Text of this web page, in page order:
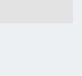
обычный